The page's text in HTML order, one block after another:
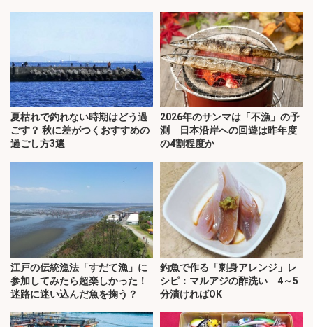
夏枯れで釣れない時期はどう過
ごす？ 秋に差がつくおすすめの
過ごし方3選
2026年のサンマは「不漁」の予
測 日本沿岸への回遊は昨年度
の4割程度か
江戸の伝統漁法「すだて漁」に
参加してみたら超楽しかった！
迷路に迷い込んだ魚を掬う？
釣魚で作る「刺身アレンジ」レ
シピ：マルアジの酢洗い 4～5
分漬ければOK